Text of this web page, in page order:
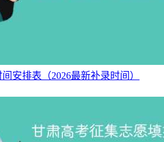
安排表（2026最新补录时间）